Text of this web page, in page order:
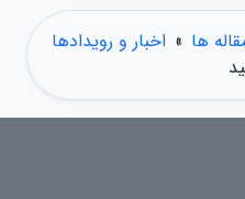
ها » اخبار و رویدادها